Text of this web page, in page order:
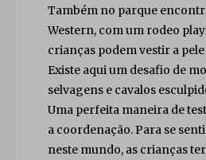
Também no parque
Western, com um rodeo
crianças podem vestir a
Existe aqui um desafio de
selvagens e cavalos
Uma perfeita maneira de
a coordenação. Para se
neste mundo, as crianças